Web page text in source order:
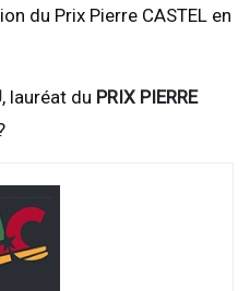
du Prix Pierre CASTEL en
, lauréat du PRIX PIERRE